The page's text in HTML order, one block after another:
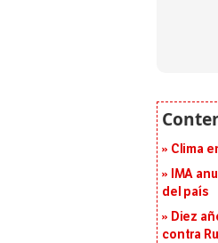
Clima
IMA
del país
Diez
contra